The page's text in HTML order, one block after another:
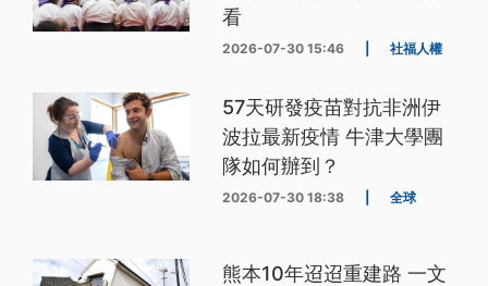
看
2026-07-30 15:46 社福人權
57天研發疫苗對抗非洲伊
波拉最新疫情 牛津大學團
隊如何辦到？
2026-07-30 18:38 全球
熊本10年迢迢重建路 一文